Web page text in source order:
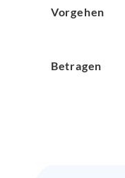
Vorgehen
Betragen